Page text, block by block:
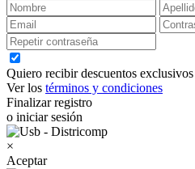
Quiero recibir descuentos
Ver los términos y condiciones
Finalizar registro
o iniciar sesión
×
Aceptar